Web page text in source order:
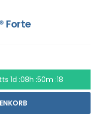
Forte
1d :08h :50m :18